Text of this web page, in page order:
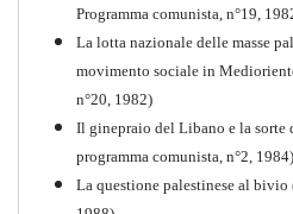
1917-2017 Ieri Oggi
PDF Quaderno n°9
Programma comunista, n°19,
La lotta nazionale delle masse
movimento sociale in
n°20, 1982)
Il ginepraio del Libano e la sorte
programma comunista, n°2, 1984)
La questione palestinese al bivio